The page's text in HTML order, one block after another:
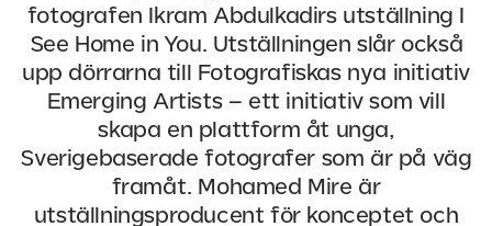
fotografen Ikram Abdulkadirs utställning I
See Home in You. Utställningen slår också
upp dörrarna till Fotografiskas nya initiativ
Emerging Artists – ett initiativ som vill
skapa en plattform åt unga,
Sverigebaserade fotografer som är på väg
framåt. Mohamed Mire är
utställningsproducent för konceptet och